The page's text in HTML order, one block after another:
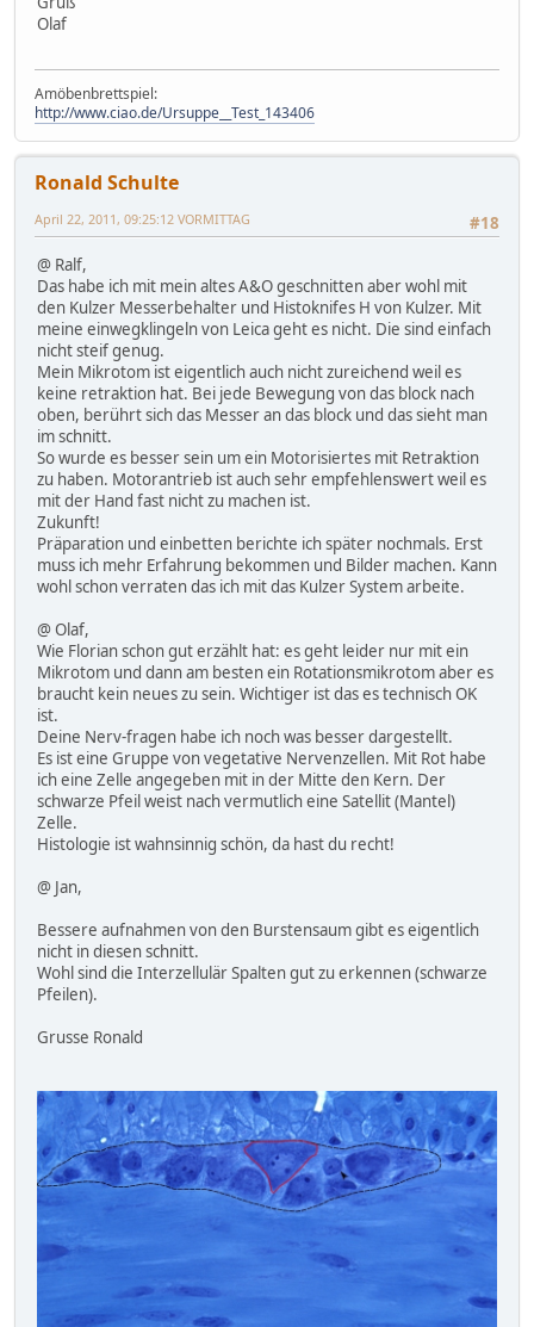
Olaf
Amöbenbrettspiel:
http://www.ciao.de/Ursuppe__Test_143406
Ronald Schulte
#18
April 22, 2011, 09:25:12 VORMITTAG
@ Ralf,
Das habe ich mit mein altes A&O geschnitten aber wohl mit
den Kulzer Messerbehalter und Histoknifes H von Kulzer. Mit
meine einwegklingeln von Leica geht es nicht. Die sind einfach
nicht steif genug.
Mein Mikrotom ist eigentlich auch nicht zureichend weil es
keine retraktion hat. Bei jede Bewegung von das block nach
oben, berührt sich das Messer an das block und das sieht man
im schnitt.
So wurde es besser sein um ein Motorisiertes mit Retraktion
zu haben. Motorantrieb ist auch sehr empfehlenswert weil es
mit der Hand fast nicht zu machen ist.
Zukunft!
Präparation und einbetten berichte ich später nochmals. Erst
muss ich mehr Erfahrung bekommen und Bilder machen. Kann
wohl schon verraten das ich mit das Kulzer System arbeite.
@ Olaf,
Wie Florian schon gut erzählt hat: es geht leider nur mit ein
Mikrotom und dann am besten ein Rotationsmikrotom aber es
braucht kein neues zu sein. Wichtiger ist das es technisch OK
ist.
Deine Nerv-fragen habe ich noch was besser dargestellt.
Es ist eine Gruppe von vegetative Nervenzellen. Mit Rot habe
ich eine Zelle angegeben mit in der Mitte den Kern. Der
schwarze Pfeil weist nach vermutlich eine Satellit (Mantel)
Zelle.
Histologie ist wahnsinnig schön, da hast du recht!
@ Jan,
Bessere aufnahmen von den Burstensaum gibt es eigentlich
nicht in diesen schnitt.
Wohl sind die Interzellulär Spalten gut zu erkennen (schwarze
Pfeilen).
Grusse Ronald